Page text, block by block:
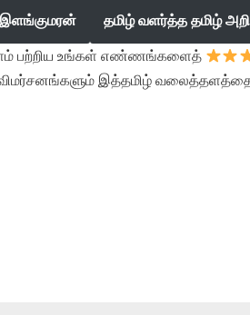
இளங்குமரன் தமிழ் வளர்த்த தமிழ்
பற்றிய உங்கள் எண்ணங்களைத்
இத்தமிழ் வலைத்தளத்தை